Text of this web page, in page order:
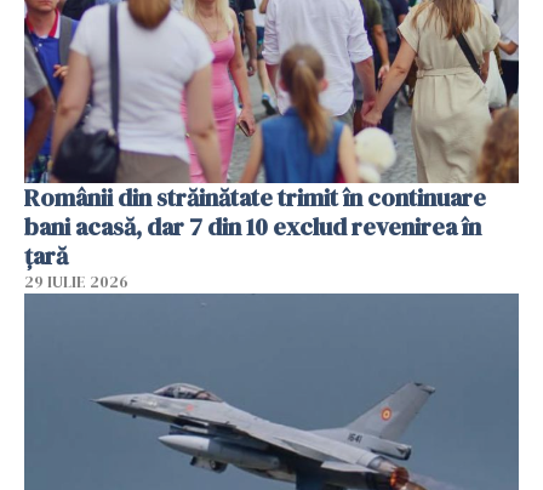
Românii din străinătate trimit în continuare
bani acasă, dar 7 din 10 exclud revenirea în
țară
29 IULIE 2026